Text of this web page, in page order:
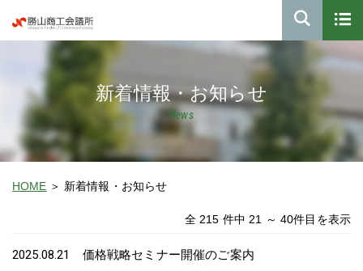
新着情報・お知らせ
News
HOME 新着情報・お知らせ
全 215 件中 21 ～ 40件目を表示
2025.08.21 価格戦略セミナー開催のご案内